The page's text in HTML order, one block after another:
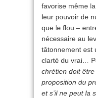
favorise même
leur pouvoir de
que le flou –
nécessaire au
tâtonnement est
clarté du vrai…
chrétien doit
proposition du
et s’il ne peut la